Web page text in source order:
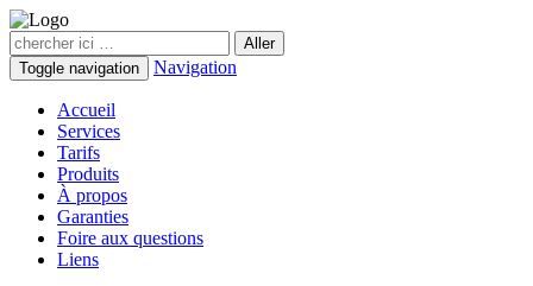
Toggle navigation Navigation
Accueil
Services
Tarifs
Produits
À propos
Garanties
Foire aux questions
Liens